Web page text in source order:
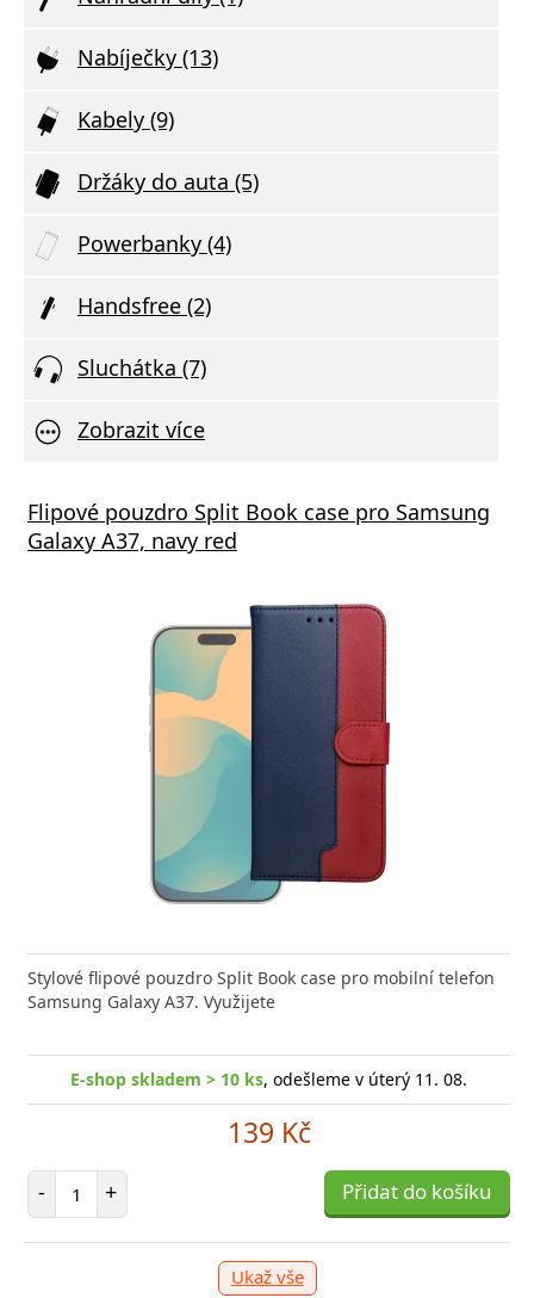
Nabíječky (13)
Kabely (9)
Držáky do auta (5)
Powerbanky (4)
Handsfree (2)
Sluchátka (7)
Zobrazit více
Flipové pouzdro Split Book case pro Samsung
Galaxy A37, navy red
Stylové flipové pouzdro Split Book case pro mobilní telefon
Samsung Galaxy A37. Využijete
E-shop skladem > 10 ks, odešleme v úterý 11. 08.
139 Kč
- Počet položek
+ Přidat do košíku
Ukaž vše